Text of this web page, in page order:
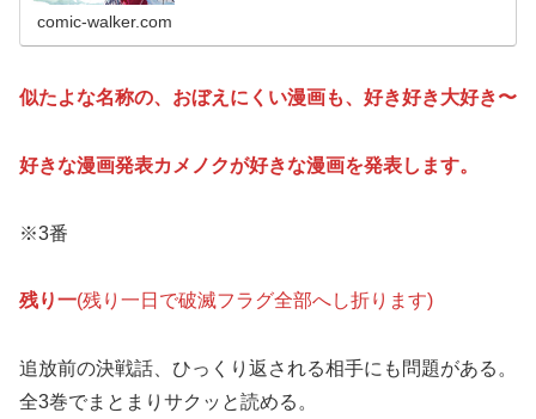
comic-walker.com
似たよな名称の、おぼえにくい漫画も、好き好き大好き〜
好きな漫画発表カメノクが好きな漫画を発表します。
※3番
残り一(残り一日で破滅フラグ全部へし折ります)
追放前の決戦話、ひっくり返される相手にも問題がある。
全3巻でまとまりサクッと読める。